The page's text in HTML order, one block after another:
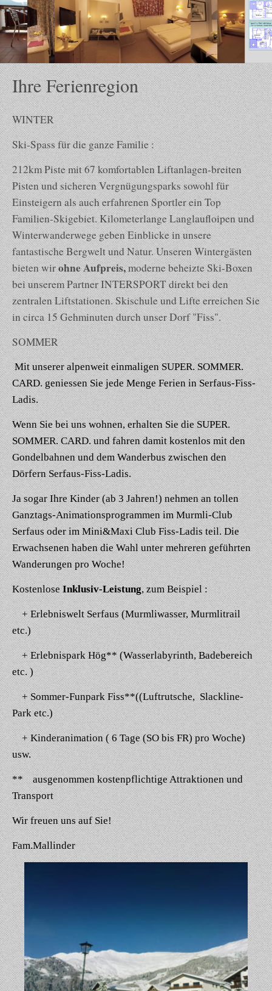
Ihre Ferienregion
WINTER
Ski-Spass für die ganze Familie :
212km Piste mit 67 komfortablen Liftanlagen-breiten
Pisten und sicheren Vergnügungsparks sowohl für
Einsteigern als auch erfahrenen Sportler ein Top
Familien-Skigebiet. Kilometerlange Langlaufloipen und
Winterwanderwege geben Einblicke in unsere
fantastische Bergwelt und Natur. Unseren Wintergästen
bieten wirohne Aufpreis,moderne beheizte Ski-Boxen
bei unserem Partner INTERSPORT direkt bei den
zentralen Liftstationen. Skischule und Lifte erreichen Sie
in circa 15 Gehminuten durch unser Dorf "Fiss".
SOMMER
Mit unserer alpenweit einmaligen SUPER. SOMMER.
CARD. geniessen Sie jede Menge Ferien in Serfaus-Fiss-
Ladis.
Wenn Sie bei uns wohnen, erhalten Sie die SUPER.
SOMMER. CARD. und fahren damit kostenlos mit den
Gondelbahnen und dem Wanderbus zwischen den
Dörfern Serfaus-Fiss-Ladis.
Ja sogar Ihre Kinder (ab 3 Jahren!) nehmen an tollen
Ganztags-Animationsprogrammen im Murmli-Club
Serfaus oder im Mini&Maxi Club Fiss-Ladis teil. Die
Erwachsenen haben die Wahl unter mehreren geführten
Wanderungen pro Woche!
KostenloseInklusiv-Leistung, zum Beispiel :
+ Erlebniswelt Serfaus (Murmliwasser, Murmlitrail
etc.)
+ Erlebnispark Hög**(Wasserlabyrinth, Badebereich
etc. )
+ Sommer-Funpark Fiss**((Luftrutsche, Slackline-
Park etc.)
+ Kinderanimation( 6 Tage (SO bis FR) pro Woche)
usw.
** ausgenommen kostenpflichtige Attraktionenund
Transport
Wir freuen uns auf Sie!
Fam.Mallinder